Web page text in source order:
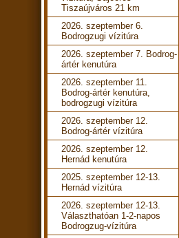
Tiszaújváros 21 km
2026. szeptember 6.
Bodrogzugi vízitúra
2026. szeptember 7. Bodrog-
ártér kenutúra
2026. szeptember 11.
Bodrog-ártér kenutúra,
bodrogzugi vízitúra
2026. szeptember 12.
Bodrog-ártér vízitúra
2026. szeptember 12.
Hernád kenutúra
2025. szeptember 12-13.
Hernád vízitúra
2026. szeptember 12-13.
Választhatóan 1-2-napos
Bodrogzug-vízitúra